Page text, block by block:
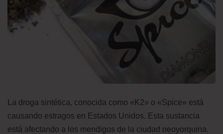
La droga sintética, conocida como «K2» o «Spice» está
causando estragos en Estados Unidos. Esta sustancia
está afectando a los mendigos de la ciudad neoyorquina.